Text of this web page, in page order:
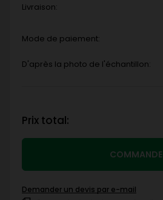
Livraison:
Mode de paiement:
D'après la photo de l'échantillon:
Prix total:
COMMANDE
Demander un devis par e-mail